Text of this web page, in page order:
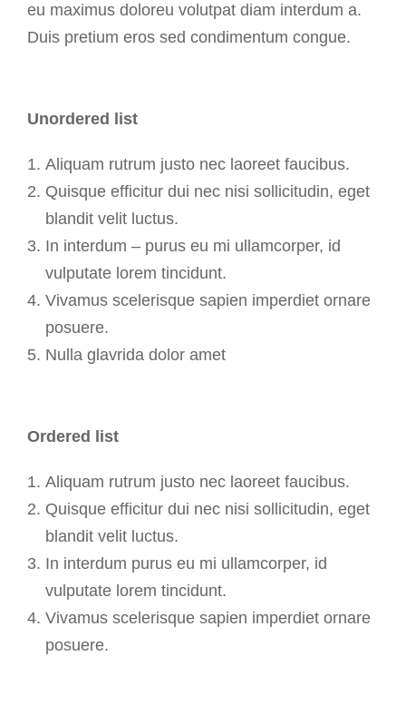
eu maximus doloreu volutpat diam interdum a.
Duis pretium eros sed condimentum congue.
Unordered list
Aliquam rutrum justo nec laoreet faucibus.
Quisque efficitur dui nec nisi sollicitudin, eget
blandit velit luctus.
In interdum – purus eu mi ullamcorper, id
vulputate lorem tincidunt.
Vivamus scelerisque sapien imperdiet ornare
posuere.
Nulla glavrida dolor amet
Ordered list
Aliquam rutrum justo nec laoreet faucibus.
Quisque efficitur dui nec nisi sollicitudin, eget
blandit velit luctus.
In interdum purus eu mi ullamcorper, id
vulputate lorem tincidunt.
Vivamus scelerisque sapien imperdiet ornare
posuere.